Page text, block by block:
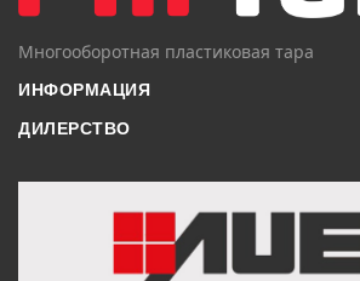
Многооборотная пластиковая тара
ИНФОРМАЦИЯ
ДИЛЕРСТВО